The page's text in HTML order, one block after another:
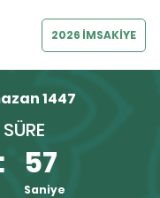
2026 İMSAKİYE
1447
: 56
Saniye